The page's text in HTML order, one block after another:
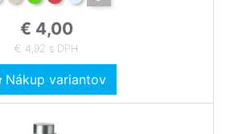
€ 4,00
€ 4,92 s DPH
Nákup variantov